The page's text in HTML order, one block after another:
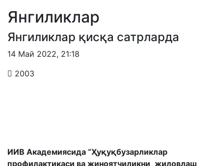
Янгиликлар
Янгиликлар қисқа сатрларда
14 Май 2022, 21:18
2003
ИИВ Академиясида “Ҳуқуқбузарликлар
профилактикаси ва жиноятчиликни жиловлаш